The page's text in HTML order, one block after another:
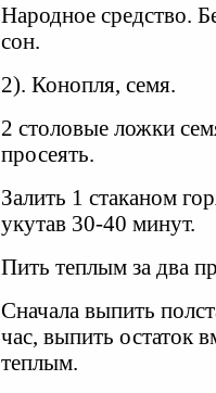
Народное средство.
сон.
2). Конопля, семя.
2 столовые ложки
просеять.
Залить 1 стаканом
укутав 30-40 минут.
Пить теплым за два
Сначала выпить
час, выпить остаток
теплым.